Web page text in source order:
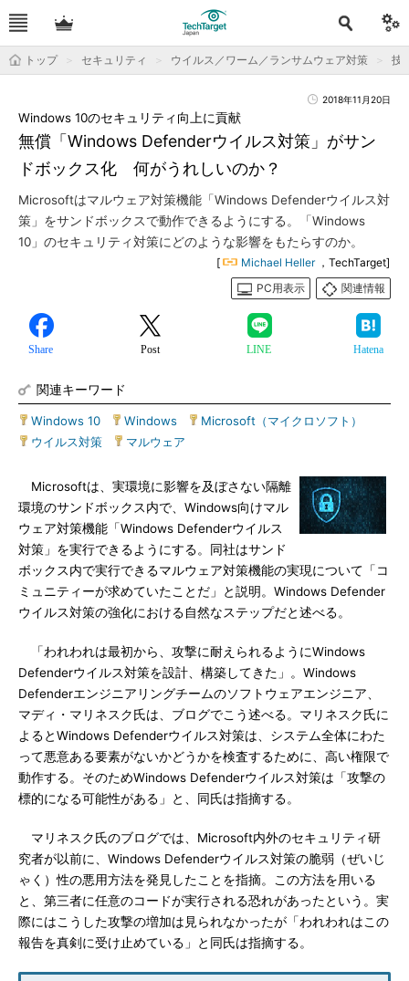
トップ セキュリティ ウイルス／ワーム／ランサムウェア対策 技
2018年11月20日
無償「Windows Defenderウイルス対策」がサン
ドボックス化 何がうれしいのか？
Windows 10のセキュリティ向上に貢献
Microsoftはマルウェア対策機能「Windows Defenderウイルス対
策」をサンドボックスで動作できるようにする。「Windows
10」のセキュリティ対策にどのような影響をもたらすのか。
[ Michael Heller ，TechTarget]
PC用表示
関連情報
Share Post LINE Hatena
関連キーワード
Windows 10 Windows Microsoft（マイクロソフト）
ウイルス対策
マルウェア
Microsoftは、実環境に影響を及ぼさない隔離
環境のサンドボックス内で、Windows向けマル
ウェア対策機能「Windows Defenderウイルス
対策」を実行できるようにする。同社はサンド
ボックス内で実行できるマルウェア対策機能の実現について「コ
ミュニティーが求めていたことだ」と説明。Windows Defender
ウイルス対策の強化における自然なステップだと述べる。
「われわれは最初から、攻撃に耐えられるようにWindows
Defenderウイルス対策を設計、構築してきた」。Windows
Defenderエンジニアリングチームのソフトウェアエンジニア、
マディ・マリネスク氏は、ブログでこう述べる。マリネスク氏に
よるとWindows Defenderウイルス対策は、システム全体にわた
って悪意ある要素がないかどうかを検査するために、高い権限で
動作する。そのためWindows Defenderウイルス対策は「攻撃の
標的になる可能性がある」と、同氏は指摘する。
マリネスク氏のブログでは、Microsoft内外のセキュリティ研
究者が以前に、Windows Defenderウイルス対策の脆弱（ぜいじ
ゃく）性の悪用方法を発見したことを指摘。この方法を用いる
と、第三者に任意のコードが実行される恐れがあったという。実
際にはこうした攻撃の増加は見られなかったが「われわれはこの
報告を真剣に受け止めている」と同氏は指摘する。